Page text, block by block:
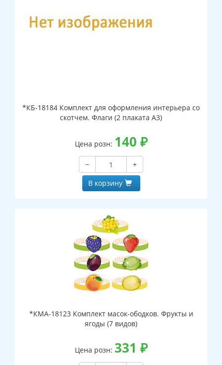
*КБ-18184 Комплект для оформления интерьера со
скотчем. Флаги (2 плаката А3)
Цена розн: 140 ₽
−
+
В корзину
*КМА-18123 Комплект масок-ободков. Фрукты и
ягоды (7 видов)
Цена розн: 331 ₽